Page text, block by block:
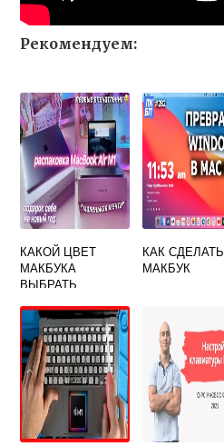
Рекомендуем:
КАКОЙ ЦВЕТ
МАКБУКА
ВЫБРАТЬ
КАК СДЕЛАТЬ
МАКБУК